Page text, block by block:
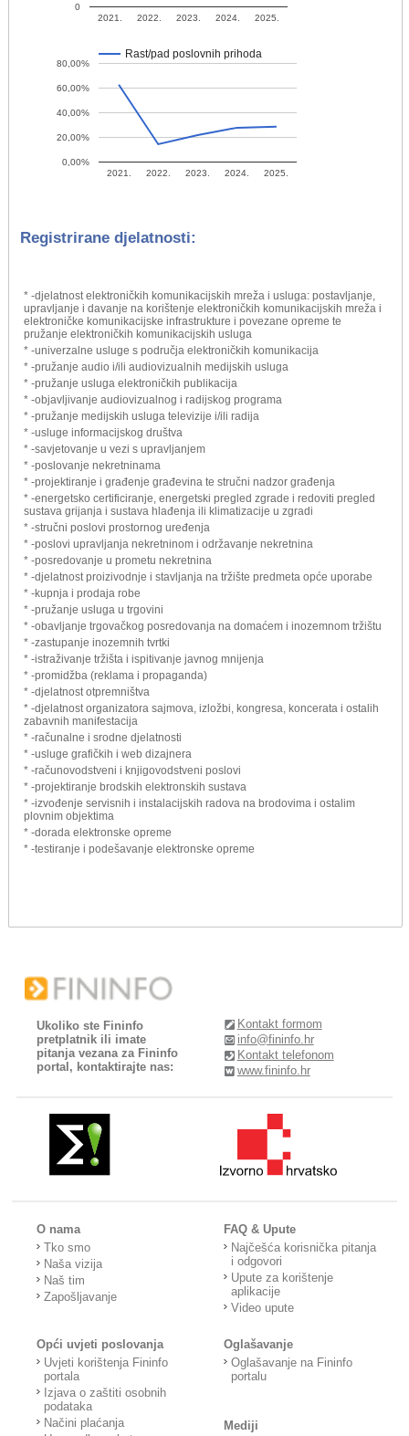
2021. 2022. 2023. 2024. 2025.
0
Rast/pad poslovnih prihoda
2021. 2022. 2023. 2024. 2025.
0,00%
20,00%
40,00%
60,00%
80,00%
Registrirane djelatnosti:
* -djelatnost elektroničkih komunikacijskih mreža i usluga: postavljanje,
upravljanje i davanje na korištenje elektroničkih komunikacijskih mreža i
elektroničke komunikacijske infrastrukture i povezane opreme te
pružanje elektroničkih komunikacijskih usluga
* -univerzalne usluge s područja elektroničkih komunikacija
* -pružanje audio i/ili audiovizualnih medijskih usluga
* -pružanje usluga elektroničkih publikacija
* -objavljivanje audiovizualnog i radijskog programa
* -pružanje medijskih usluga televizije i/ili radija
* -usluge informacijskog društva
* -savjetovanje u vezi s upravljanjem
* -poslovanje nekretninama
* -projektiranje i građenje građevina te stručni nadzor građenja
* -energetsko certificiranje, energetski pregled zgrade i redoviti pregled
sustava grijanja i sustava hlađenja ili klimatizacije u zgradi
* -stručni poslovi prostornog uređenja
* -poslovi upravljanja nekretninom i održavanje nekretnina
* -posredovanje u prometu nekretnina
* -djelatnost proizivodnje i stavljanja na tržište predmeta opće uporabe
* -kupnja i prodaja robe
* -pružanje usluga u trgovini
* -obavljanje trgovačkog posredovanja na domaćem i inozemnom tržištu
* -zastupanje inozemnih tvrtki
* -istraživanje tržišta i ispitivanje javnog mnijenja
* -promidžba (reklama i propaganda)
* -djelatnost otpremništva
* -djelatnost organizatora sajmova, izložbi, kongresa, koncerata i ostalih
zabavnih manifestacija
* -računalne i srodne djelatnosti
* -usluge grafičkih i web dizajnera
* -računovodstveni i knjigovodstveni poslovi
* -projektiranje brodskih elektronskih sustava
* -izvođenje servisnih i instalacijskih radova na brodovima i ostalim
plovnim objektima
* -dorada elektronske opreme
* -testiranje i podešavanje elektronske opreme
Ukoliko ste Fininfo
pretplatnik ili imate
pitanja vezana za Fininfo
portal, kontaktirajte nas:
Kontakt formom
info@fininfo.hr
Kontakt telefonom
www.fininfo.hr
O nama
Tko smo
Naša vizija
Naš tim
Zapošljavanje
FAQ & Upute
Najčešća korisnička pitanja
i odgovori
Upute za korištenje
aplikacije
Video upute
Opći uvjeti poslovanja
Uvjeti korištenja Fininfo
portala
Izjava o zaštiti osobnih
podataka
Načini plaćanja
Oglašavanje
Oglašavanje na Fininfo
portalu
Mediji